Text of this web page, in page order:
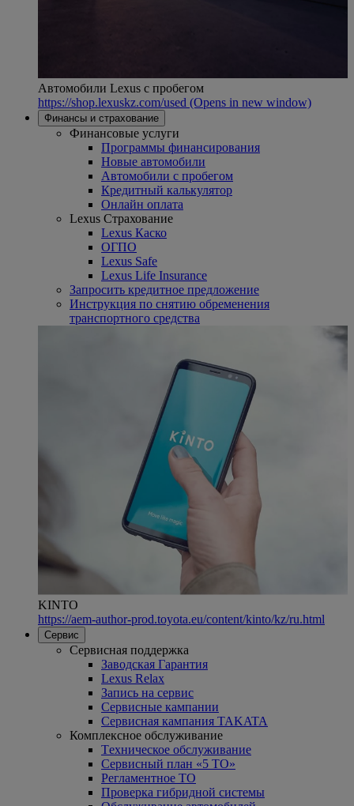
Автомобили Lexus с пробегом
https://shop.lexuskz.com/used (Opens in new window)
Финансы и страхование
Финансовые услуги
Программы финансирования
Новые автомобили
Автомобили с пробегом
Кредитный калькулятор
Онлайн оплата
Lexus Страхование
Lexus Каско
ОГПО
Lexus Safe
Lexus Life Insurance
Запросить кредитное предложение
Инструкция по снятию обременения
транспортного средства
KINTO
https://aem-author-prod.toyota.eu/content/kinto/kz/ru.html
Сервис
Сервисная поддержка
Заводская Гарантия
Lexus Relax
Запись на сервис
Сервисные кампании
Сервисная кампания TAKATA
Комплексное обслуживание
Tехническое обслуживание
Сервисный план «5 ТО»
Регламентное ТО
Проверка гибридной системы